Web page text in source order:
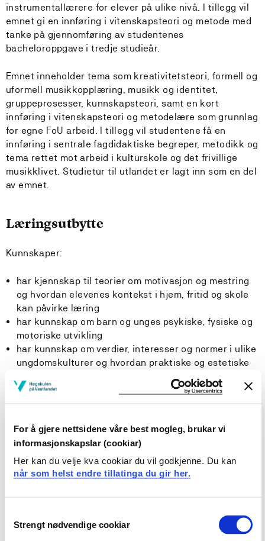
For å gjere nettsidene våre best mogleg, brukar vi
informasjonskapslar (cookiar)
Her kan du velje kva cookiar du vil godkjenne. Du kan
når som helst endre tillatinga du gir her.
Selection
Strengt nødvendige cookiar
instrumentallærere for elever på ulike nivå. I tillegg vil
emnet gi en innføring i vitenskapsteori og metode med
tanke på gjennomføring av studentenes
bacheloroppgave i tredje studieår.
Emnet inneholder tema som kreativitetsteori, formell og
uformell musikkopplæring, musikk og identitet,
gruppeprosesser, kunnskapsteori, samt en kort
innføring i vitenskapsteori og metodelære som grunnlag
for egne FoU arbeid. I tillegg vil studentene få en
innføring i sentrale fagdidaktiske begreper, metodikk og
tema rettet mot arbeid i kulturskole og det frivillige
musikklivet. Studietur til utlandet er lagt inn som en del
av emnet.
Læringsutbytte
Kunnskaper:
har kjennskap til teorier om motivasjon og mestring
og hvordan elevenes kontekst i hjem, fritid og skole
kan påvirke læring
har kunnskap om barn og unges psykiske, fysiske og
motoriske utvikling
har kunnskap om verdier, interesser og normer i ulike
ungdomskulturer og hvordan praktiske og estetiske
tilnærmingsmåter kan bidra til å håndtere og
forebygge konflikter og mobbing
instanser, samt kjennskap til kulturskolehistorie og
planverk knyttet opp mot dette skoleslaget
har kunnskap om tverrfaglig arbeid som metode,
gruppeprosesser og kreativitetsteori
har kunnskap om gehørspill, noteinnlæring,